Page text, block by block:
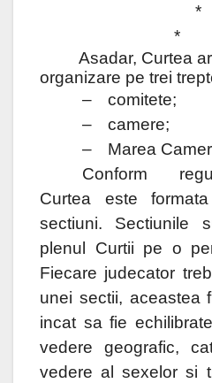
*
*
Asadar, Curtea
organizare pe trei
–
comitete;
–
camere;
–
Marea
Conform
Curtea este
sectiuni. Sectiunile
plenul Curtii pe o
Fiecare judecator
unei sectii, aceastea
incat sa fie
vedere geografic,
vedere al sexelor si